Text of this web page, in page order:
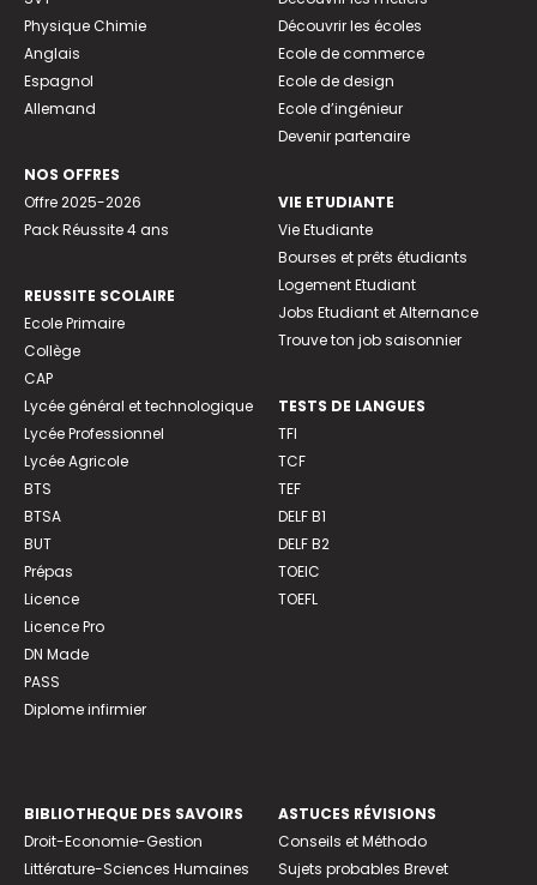
Physique Chimie
Anglais
Espagnol
Allemand
NOS OFFRES
Offre 2025-2026
Pack Réussite 4 ans
REUSSITE SCOLAIRE
Ecole Primaire
Collège
CAP
Lycée général et technologique
Lycée Professionnel
Lycée Agricole
BTS
BTSA
BUT
Prépas
Licence
Licence Pro
DN Made
PASS
Diplome infirmier
Découvrir les écoles
Ecole de commerce
Ecole de design
Ecole d’ingénieur
Devenir partenaire
VIE ETUDIANTE
Vie Etudiante
Bourses et prêts étudiants
Logement Etudiant
Jobs Etudiant et Alternance
Trouve ton job saisonnier
TESTS DE LANGUES
TFI
TCF
TEF
DELF B1
DELF B2
TOEIC
TOEFL
BIBLIOTHEQUE DES SAVOIRS
Droit-Economie-Gestion
Littérature-Sciences Humaines
ASTUCES RÉVISIONS
Conseils et Méthodo
Sujets probables Brevet